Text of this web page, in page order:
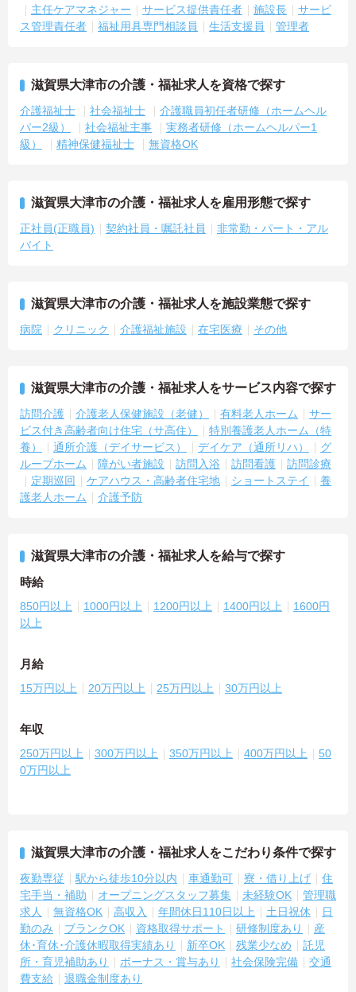
主任ケアマネジャー
サービス提供責任者 施設長
サービ
ス管理責任者
福祉用具専門相談員 生活支援員 管理者
滋賀県大津市の介護・福祉求人を資格で探す
介護福祉士 社会福祉士
介護職員初任者研修（ホームヘル
パー2級）
社会福祉主事
実務者研修（ホームヘルパー1
級）
精神保健福祉士 無資格OK
滋賀県大津市の介護・福祉求人を雇用形態で探す
正社員(正職員) 契約社員・嘱託社員
非常勤・パート・アル
バイト
滋賀県大津市の介護・福祉求人を施設業態で探す
病院 クリニック 介護福祉施設 在宅医療 その他
滋賀県大津市の介護・福祉求人をサービス内容で探す
訪問介護 介護老人保健施設（老健） 有料老人ホーム
サー
ビス付き高齢者向け住宅（サ高住）
特別養護老人ホーム（特
養）
通所介護（デイサービス） デイケア（通所リハ）
グ
ループホーム
障がい者施設 訪問入浴 訪問看護
訪問診療
定期巡回
ケアハウス・高齢者住宅地 ショートステイ
養
護老人ホーム
介護予防
滋賀県大津市の介護・福祉求人を給与で探す
時給
850円以上 1000円以上 1200円以上 1400円以上
1600円
以上
月給
15万円以上 20万円以上 25万円以上 30万円以上
年収
250万円以上 300万円以上 350万円以上 400万円以上
50
0万円以上
滋賀県大津市の介護・福祉求人をこだわり条件で探す
夜勤専従 駅から徒歩10分以内 車通勤可 寮・借り上げ
住
宅手当・補助
オープニングスタッフ募集 未経験OK
管理職
求人
無資格OK 高収入 年間休日110日以上 土日祝休
日
勤のみ
ブランクOK 資格取得サポート 研修制度あり
産
休･育休･介護休暇取得実績あり
新卒OK 残業少なめ
託児
所・育児補助あり
ボーナス・賞与あり 社会保険完備
交通
費支給
退職金制度あり